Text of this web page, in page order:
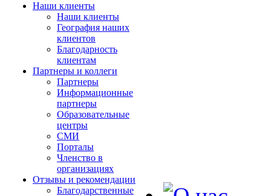
Наши клиенты
Наши клиенты
География наших
клиентов
Благодарность
клиентам
Партнеры и коллеги
Партнеры
Информационные
партнеры
Образовательные
центры
СМИ
Порталы
Членство в
организациях
Отзывы и рекомендации
Благодарственные